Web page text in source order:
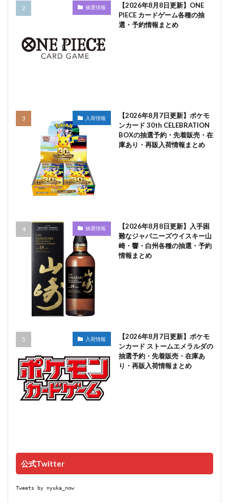
抽選情報
【2026年8月8日更新】ONE
PIECE カードゲーム各種の抽
選・予約情報まとめ
入荷情報
【2026年8月7日更新】ポケモ
ンカード 30th CELEBRATION
BOXの抽選予約・先着販売・在
庫あり・再販入荷情報まとめ
抽選情報
【2026年8月8日更新】入手困
難なジャパニーズウイスキー山
崎・響・白州各種の抽選・予約
情報まとめ
入荷情報
【2026年8月7日更新】ポケモ
ンカード ストームエメラルダの
抽選予約・先着販売・在庫あ
り・再販入荷情報まとめ
公式Twitter
Tweets by nyuka_now